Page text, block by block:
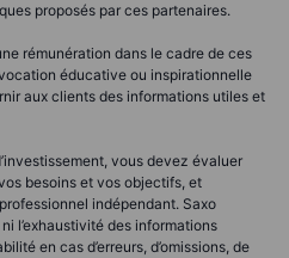
proposés par ces partenaires.
rémunération dans le cadre de ces
éducative ou inspirationnelle
aux clients des informations utiles et
vous devez évaluer
besoins et vos objectifs, et
indépendant. Saxo
l’exhaustivité des informations
en cas d’erreurs, d’omissions, de